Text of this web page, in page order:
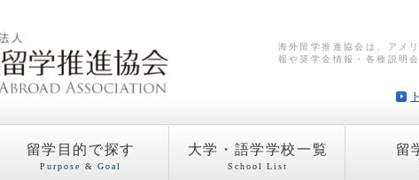
海外留学推進協会は、アメ
報や奨学金情報・各種説明
留学目的で探す
Purpose & Goal
大学・語学学校一覧
School List
留